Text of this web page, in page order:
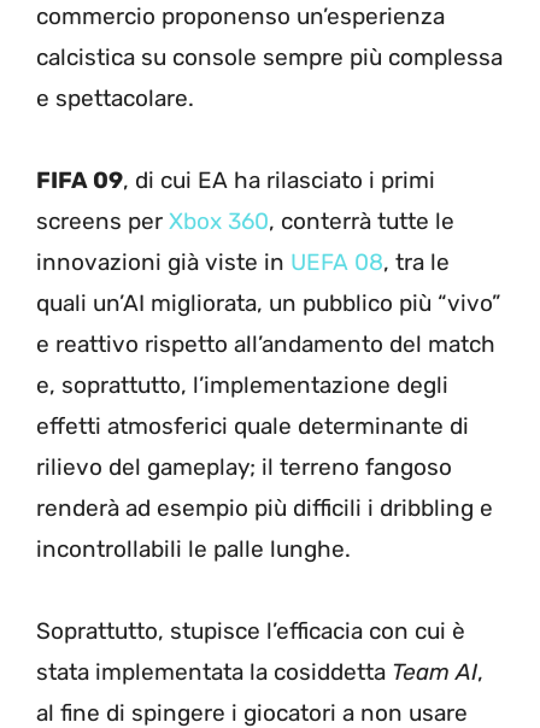
commercio proponenso un’esperienza
calcistica su console sempre più complessa
e spettacolare.
FIFA 09, di cui EA ha rilasciato i primi
screens per Xbox 360, conterrà tutte le
innovazioni già viste in UEFA 08, tra le
quali un’AI migliorata, un pubblico più “vivo”
e reattivo rispetto all’andamento del match
e, soprattutto, l’implementazione degli
effetti atmosferici quale determinante di
rilievo del gameplay; il terreno fangoso
renderà ad esempio più difficili i dribbling e
incontrollabili le palle lunghe.
Soprattutto, stupisce l’efficacia con cui è
stata implementata la cosiddetta Team AI,
al fine di spingere i giocatori a non usare